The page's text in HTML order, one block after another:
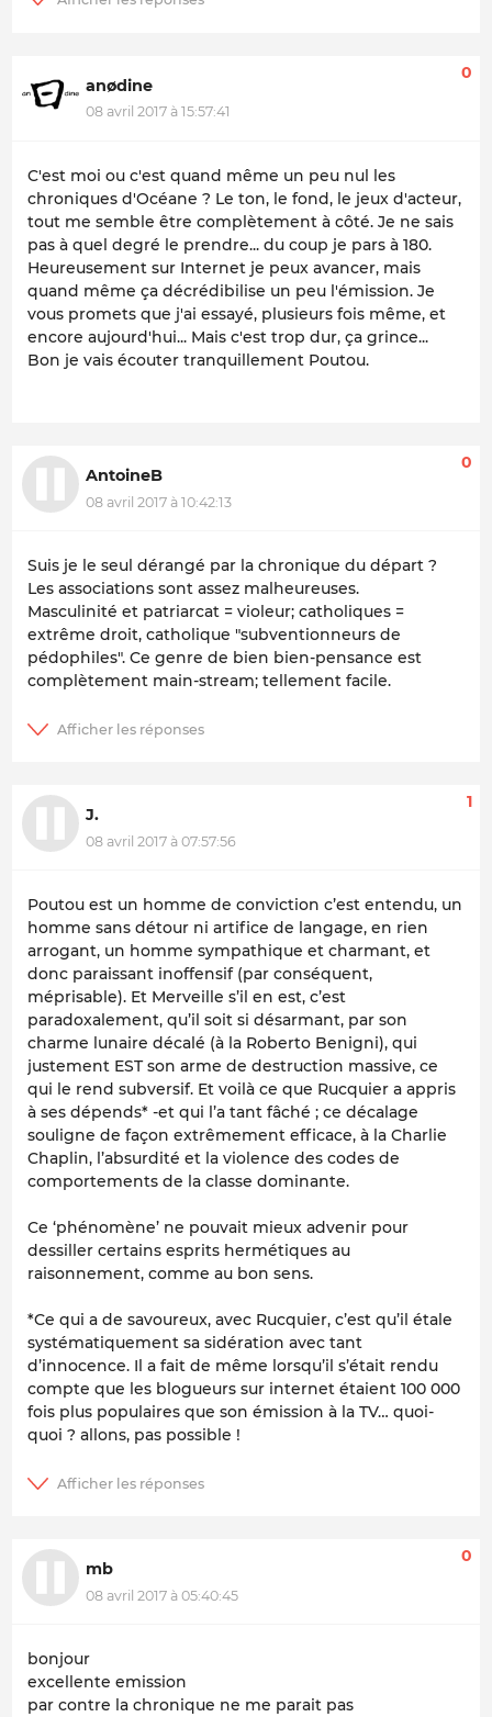
anødine
08 avril 2017 à 15:57:41
0
C'est moi ou c'est quand même un peu nul les
chroniques d'Océane ? Le ton, le fond, le jeux d'acteur,
tout me semble être complètement à côté. Je ne sais
pas à quel degré le prendre... du coup je pars à 180.
Heureusement sur Internet je peux avancer, mais
quand même ça décrédibilise un peu l'émission. Je
vous promets que j'ai essayé, plusieurs fois même, et
encore aujourd'hui... Mais c'est trop dur, ça grince...
Bon je vais écouter tranquillement Poutou.
AntoineB
08 avril 2017 à 10:42:13
0
Suis je le seul dérangé par la chronique du départ ?
Les associations sont assez malheureuses.
Masculinité et patriarcat = violeur; catholiques =
extrême droit, catholique "subventionneurs de
pédophiles". Ce genre de bien bien-pensance est
complètement main-stream; tellement facile.
J.
08 avril 2017 à 07:57:56
1
Poutou est un homme de conviction c’est entendu, un
homme sans détour ni artifice de langage, en rien
arrogant, un homme sympathique et charmant, et
donc paraissant inoffensif (par conséquent,
méprisable). Et Merveille s’il en est, c’est
paradoxalement, qu’il soit si désarmant, par son
charme lunaire décalé (à la Roberto Benigni), qui
justement EST son arme de destruction massive, ce
qui le rend subversif. Et voilà ce que Rucquier a appris
à ses dépends* -et qui l’a tant fâché ; ce décalage
souligne de façon extrêmement efficace, à la Charlie
Chaplin, l’absurdité et la violence des codes de
comportements de la classe dominante.
Ce ‘phénomène’ ne pouvait mieux advenir pour
dessiller certains esprits hermétiques au
raisonnement, comme au bon sens.
*Ce qui a de savoureux, avec Rucquier, c’est qu’il étale
systématiquement sa sidération avec tant
d’innocence. Il a fait de même lorsqu’il s’était rendu
compte que les blogueurs sur internet étaient 100 000
fois plus populaires que son émission à la TV… quoi-
quoi ? allons, pas possible !
mb
08 avril 2017 à 05:40:45
0
bonjour
excellente emission
par contre la chronique ne me parait pas